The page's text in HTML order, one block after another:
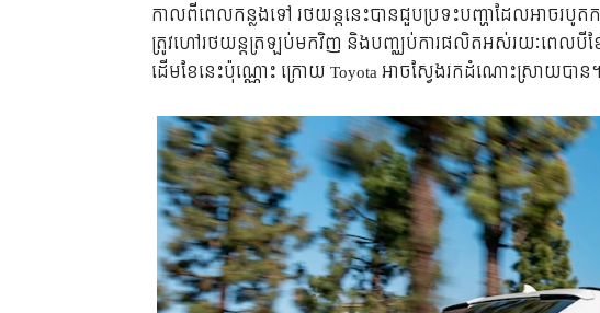
កាលពីពេលកន្លងទៅ រថយន្តនេះបានជួបប្រទះបញ្ហាដែលអាចរបូតកង់
ត្រូវហៅរថយន្តត្រឡប់មកវិញ និងបញ្ឈប់ការផលិតអស់រយៈពេលបី
ដើមខែនេះប៉ុណ្ណោះ ក្រោយ Toyota អាចស្វែងរកដំណោះស្រាយបាន។